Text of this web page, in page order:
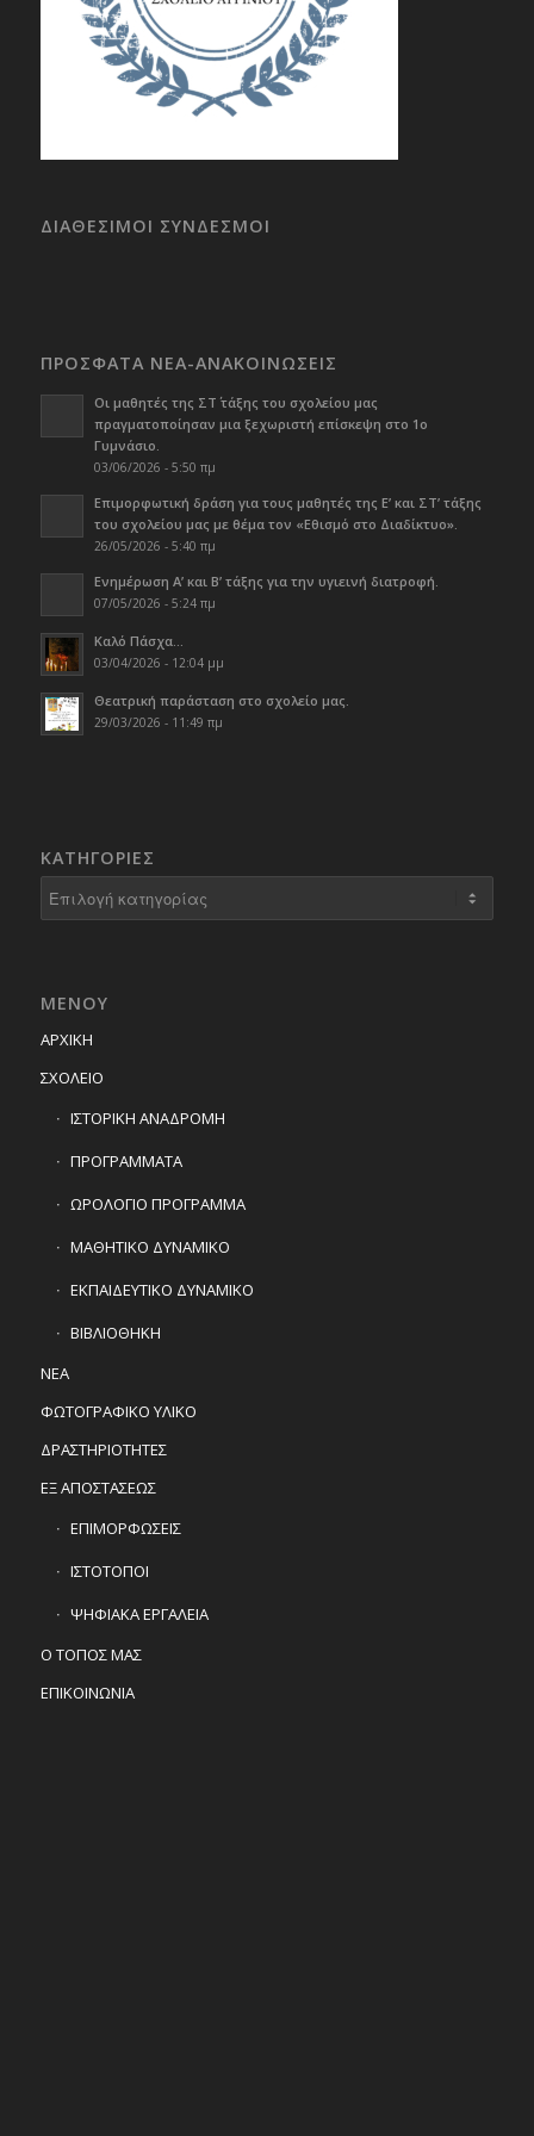
ΔΙΑΘΕΣΙΜΟΙ ΣΥΝΔΕΣΜΟΙ
ΠΡΟΣΦΑΤΑ ΝΕΑ-ΑΝΑΚΟΙΝΩΣΕΙΣ
Οι μαθητές της ΣΤ΄ τάξης του σχολείου μας
πραγματοποίησαν μια ξεχωριστή επίσκεψη στο 1ο
Γυμνάσιο.
03/06/2026 - 5:50 πμ
Επιμορφωτική δράση για τους μαθητές της Ε’ και ΣΤ’ τάξης
του σχολείου μας με θέμα τον «Εθισμό στο Διαδίκτυο».
26/05/2026 - 5:40 πμ
Ενημέρωση Α’ και Β’ τάξης για την υγιεινή διατροφή.
07/05/2026 - 5:24 πμ
Καλό Πάσχα…
03/04/2026 - 12:04 μμ
Θεατρική παράσταση στο σχολείο μας.
29/03/2026 - 11:49 πμ
KΑΤΗΓΟΡΊΕΣ
ΜΕΝΟΥ
ΑΡΧΙΚΗ
ΣΧΟΛΕΙΟ
ΙΣΤΟΡΙΚΗ ΑΝΑΔΡΟΜΗ
ΠΡΟΓΡΑΜΜΑΤΑ
ΩΡΟΛΟΓΙΟ ΠΡΟΓΡΑΜΜΑ
ΜΑΘΗΤΙΚΟ ΔΥΝΑΜΙΚΟ
ΕΚΠΑΙΔΕΥΤΙΚΟ ΔΥΝΑΜΙΚΟ
ΒΙΒΛΙΟΘΗΚΗ
ΝΕΑ
ΦΩΤΟΓΡΑΦΙΚΟ ΥΛΙΚΟ
ΔΡΑΣΤΗΡΙΟΤΗΤΕΣ
ΕΞ ΑΠΟΣΤΑΣΕΩΣ
ΕΠΙΜΟΡΦΩΣΕΙΣ
ΙΣΤΟΤΟΠΟΙ
ΨΗΦΙΑΚΑ ΕΡΓΑΛΕΙΑ
Ο ΤΟΠΟΣ ΜΑΣ
ΕΠΙΚΟΙΝΩΝΙΑ